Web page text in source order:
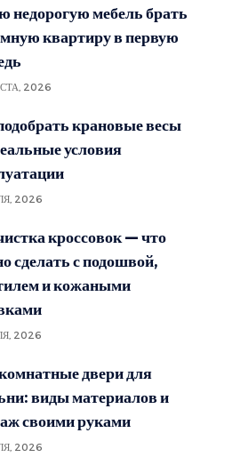
недорогую мебель брать
квартиру в первую
2026
крановые весы
условия
2026
кроссовок — что
сделать с подошвой,
и кожаными
2026
двери для
виды материалов и
своими руками
2026